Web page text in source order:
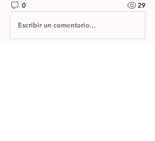
0 29
Escribir un comentario...